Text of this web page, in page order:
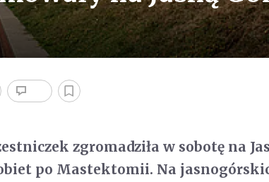
zgromadziła w sobotę na
po Mastektomii. Na